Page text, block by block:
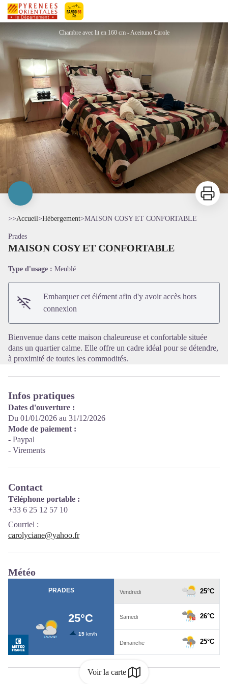
MAISON COSY ET CONFORTABLE
Voir la carte
Chambre avec lit en 160 cm - Aceituno Carole
Voir l'image en plein écran
Imprimer
>>Accueil>Hébergement>MAISON COSY ET CONFORTABLE
Prades
MAISON COSY ET CONFORTABLE
Type d'usage : Meublé
Embarquer cet élément afin d'y avoir accès hors
connexion
Bienvenue dans cette maison chaleureuse et confortable située
dans un quartier calme. Elle offre un cadre idéal pour se détendre,
à proximité de toutes les commodités.
Infos pratiques
Dates d'ouverture :
Du 01/01/2026 au 31/12/2026
Mode de paiement :
- Paypal
- Virements
Contact
Téléphone portable :
+33 6 25 12 57 10
Courriel :
carolyciane@yahoo.fr
Météo